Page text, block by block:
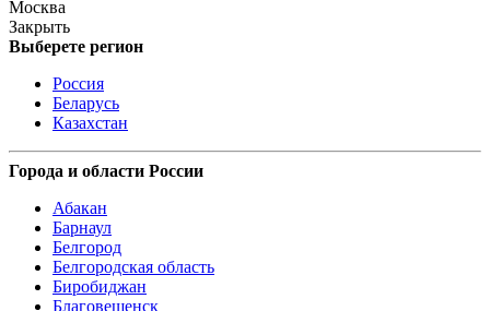
Москва
Закрыть
Выберете регион
Россия
Беларусь
Казахстан
Города и области России
Абакан
Барнаул
Белгород
Белгородская область
Биробиджан
Благовещенск